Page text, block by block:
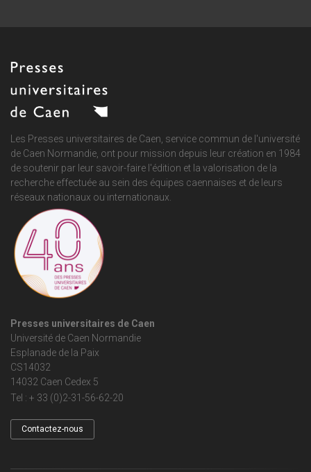
Les Presses universitaires de Caen, service commun de l'université
de Caen Normandie , ont pour mission depuis leur création en 1984
de soutenir par leur savoir-faire l'édition et la valorisation de la
recherche effectuée au sein des équipes caennaises et de leurs
réseaux nationaux ou internationaux.
Presses universitaires de Caen
Université de Caen Normandie
Esplanade de la Paix
CS14032
14032 Caen Cedex 5
Tel : + 33 (0)2-31-56-62-20
Contactez-nous